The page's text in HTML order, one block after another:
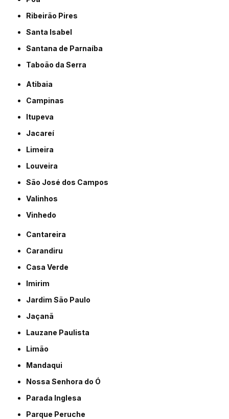
Ribeirão Pires
Santa Isabel
Santana de Parnaíba
Taboão da Serra
Atibaia
Campinas
Itupeva
Jacareí
Limeira
Louveira
São José dos Campos
Valinhos
Vinhedo
Cantareira
Carandiru
Casa Verde
Imirim
Jardim São Paulo
Jaçanã
Lauzane Paulista
Limão
Mandaqui
Nossa Senhora do Ó
Parada Inglesa
Parque Peruche